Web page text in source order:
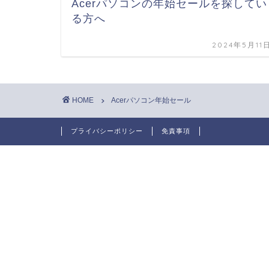
Acerパソコンの年始セールを探してい
る方へ
2024年5月11
HOME Acerパソコン年始セール
プライバシーポリシー 免責事項